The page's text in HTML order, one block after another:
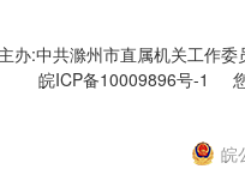
主办:中共滁州市直属机关工作
皖ICP备10009896号-1
您
皖